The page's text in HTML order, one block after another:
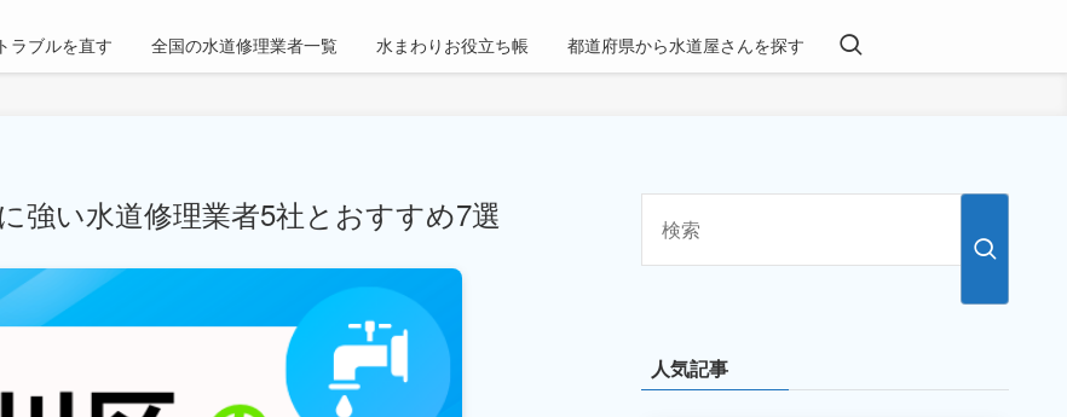
ラブルを直す 全国の水道修理業者一覧 水まわりお役立ち帳 都道府県から水道屋さんを探す
強い水道修理業者5社とおすすめ7選
人気記事